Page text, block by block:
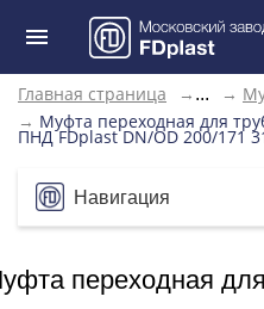
Главная страница → ... →
→ Муфта переходная для
ПНД FDplast DN/OD 200/171
Навигация
переходная